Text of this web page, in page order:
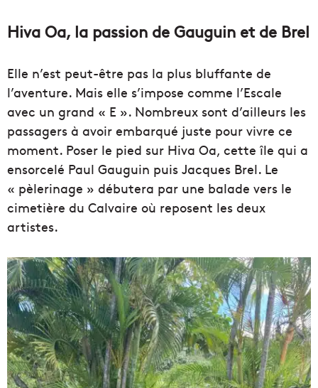
Hiva Oa, la passion de Gauguin et de Brel
Elle n’est peut-être pas la plus bluffante de
l’aventure. Mais elle s’impose comme l’Escale
avec un grand « E ». Nombreux sont d’ailleurs les
passagers à avoir embarqué juste pour vivre ce
moment. Poser le pied sur Hiva Oa, cette île qui a
ensorcelé Paul Gauguin puis Jacques Brel. Le
« pèlerinage » débutera par une balade vers le
cimetière du Calvaire où reposent les deux
artistes.